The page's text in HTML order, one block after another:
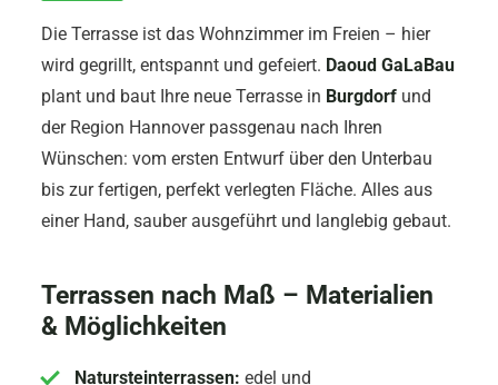
Die Terrasse ist das Wohnzimmer im Freien – hier
wird gegrillt, entspannt und gefeiert. Daoud GaLaBau
plant und baut Ihre neue Terrasse in Burgdorf und
der Region Hannover passgenau nach Ihren
Wünschen: vom ersten Entwurf über den Unterbau
bis zur fertigen, perfekt verlegten Fläche. Alles aus
einer Hand, sauber ausgeführt und langlebig gebaut.
Terrassen nach Maß – Materialien
& Möglichkeiten
Natursteinterrassen: edel und